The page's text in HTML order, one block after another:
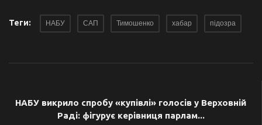
Теги: НАБУ САП Тимошенко хабар підозра
НАБУ викрило спробу «купівлі» голосів у Верховній
Раді: фігурує керівниця парлам...